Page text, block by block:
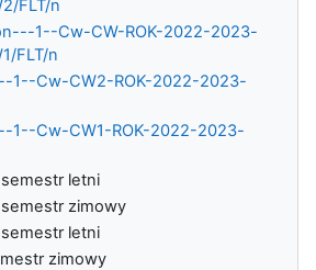
FLT/n
1--Cw-CW-ROK-2022-2023-
FLT/n
1--Cw-CW2-ROK-2022-2023-
1--Cw-CW1-ROK-2022-2023-
letni
zimowy
letni
zimowy